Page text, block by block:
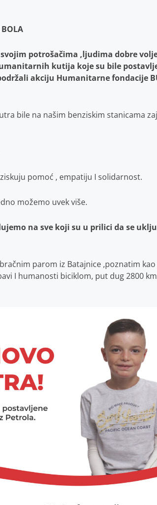
BOLA
potrošačima ,ljudima dobre
kutija koje su bile
akciju Humanitarne fondacije
bile na našim benziskim stanicama
pomoć , empatiju I solidarnost.
možemo uvek više.
na sve koji su u prilici da se
parom iz Batajnice ,poznatim kao
I humanosti biciklom, put dug 2800